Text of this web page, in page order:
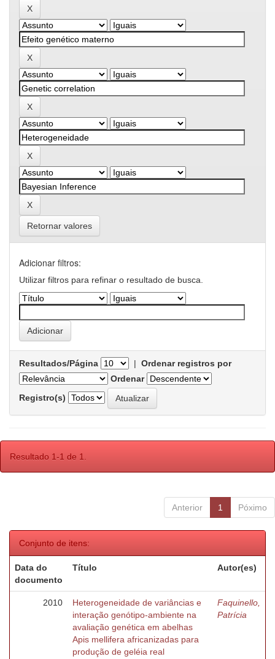
Retornar valores
Adicionar filtros:
Utilizar filtros para refinar o resultado de busca.
Resultados/Página | Ordenar registros por
Ordenar
Registro(s)
Resultado 1-1 de 1.
Anterior 1 Póximo
Conjunto de itens:
Data do
documento
Título Autor(es)
2010
Heterogeneidade de variâncias e
interação genótipo-ambiente na
avaliação genética em abelhas
Apis mellifera africanizadas para
produção de geléia real
Faquinello,
Patrícia